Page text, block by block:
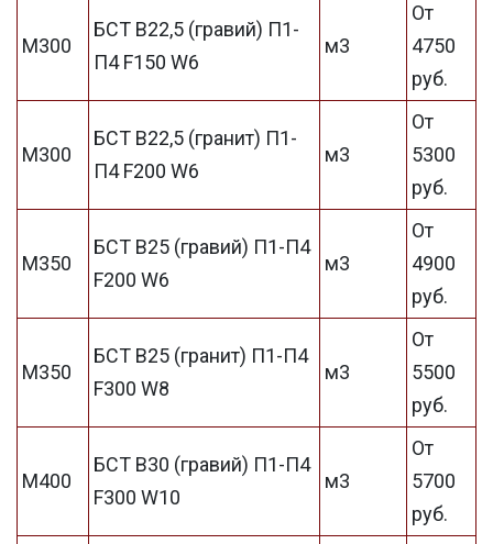
М300
БСТ В22,5 (гравий) П1-
П4 F150 W6
м3
От
4750
руб.
М300
БСТ В22,5 (гранит) П1-
П4 F200 W6
м3
От
5300
руб.
М350
БСТ В25 (гравий) П1-П4
F200 W6
м3
От
4900
руб.
М350
БСТ В25 (гранит) П1-П4
F300 W8
м3
От
5500
руб.
М400
БСТ В30 (гравий) П1-П4
F300 W10
м3
От
5700
руб.